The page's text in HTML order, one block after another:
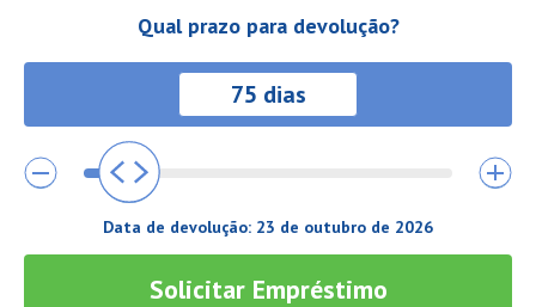
Qual prazo para devolução?
Data de devolução: 23 de outubro de 2026
Solicitar Empréstimo